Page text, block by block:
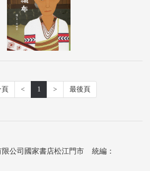
頁 < 1 > 最後頁
限公司國家書店松江門市 統編：